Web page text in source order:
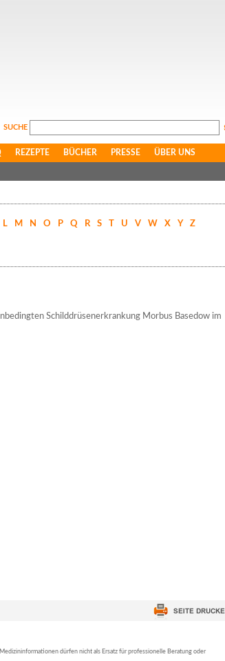
SUCHE
REZEPTE BÜCHER PRESSE ÜBER UNS
L M N O P Q R S T U V W X Y Z
Schilddrüsenerkrankung Morbus Basedow im
dürfen nicht als Ersatz für professionelle Beratung oder